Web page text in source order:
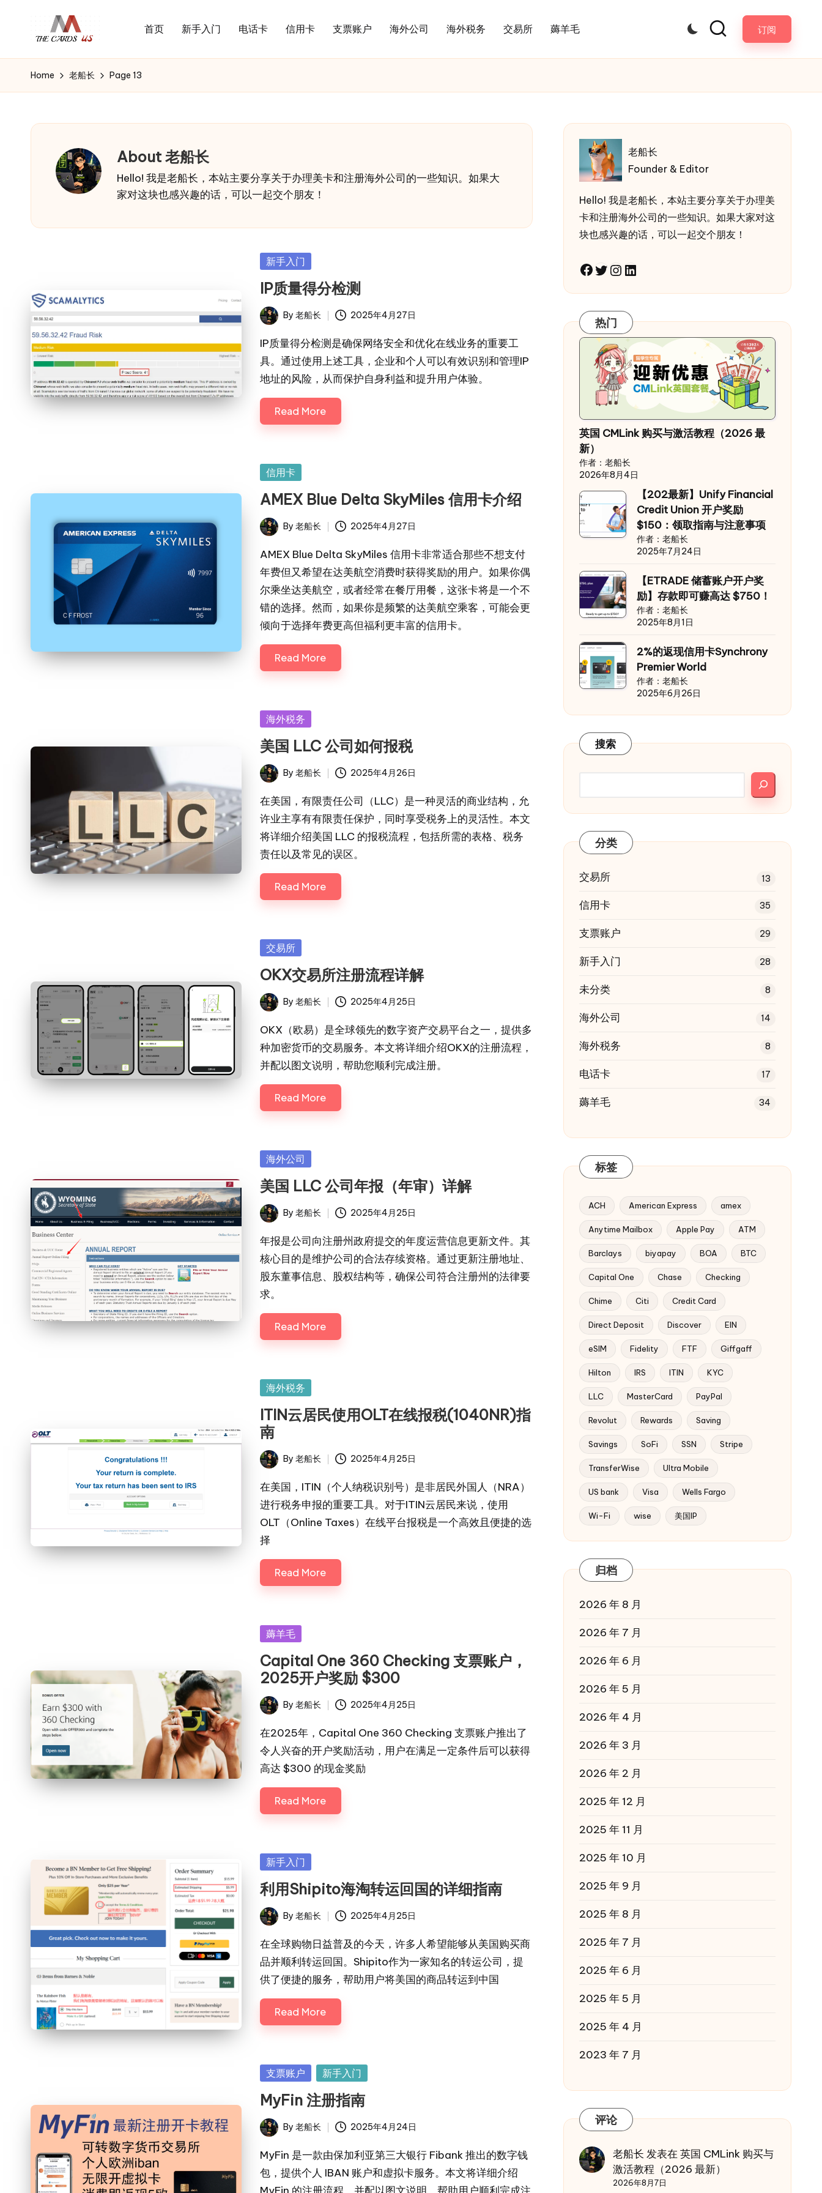
U
S
C
r
cards
of
首页 新手入门 电话卡 信用卡 支票账户 海外公司 海外税务 交易所 薅羊毛 订阅
Home 老船长 Page 13
About 老船长
Hello! 我是老船长，本站主要分享关于办理美卡和注册海外公司的一些知识。如果大
家对这块也感兴趣的话，可以一起交个朋友！
Posted
新手入门
IP质量得分检测
Posted
by
By 老船长 2025年4月27日
IP质量得分检测是确保网络安全和优化在线业务的重要工
具。通过使用上述工具，企业和个人可以有效识别和管理IP
地址的风险，从而保护自身利益和提升用户体验。
Read More
Posted
信用卡
AMEX Blue Delta SkyMiles 信用卡介绍
Posted
by
By 老船长 2025年4月27日
AMEX Blue Delta SkyMiles 信用卡非常适合那些不想支付
年费但又希望在达美航空消费时获得奖励的用户。如果你偶
尔乘坐达美航空，或者经常在餐厅用餐，这张卡将是一个不
错的选择。然而，如果你是频繁的达美航空乘客，可能会更
倾向于选择年费更高但福利更丰富的信用卡。
Read More
Posted
in
海外税务
美国 LLC 公司如何报税
Posted
by
By 老船长 2025年4月26日
在美国，有限责任公司（LLC）是一种灵活的商业结构，允
许业主享有有限责任保护，同时享受税务上的灵活性。本文
将详细介绍美国 LLC 的报税流程，包括所需的表格、税务
责任以及常见的误区。
Read More
Posted
交易所
OKX交易所注册流程详解
Posted
by
By 老船长 2025年4月25日
OKX（欧易）是全球领先的数字资产交易平台之一，提供多
种加密货币的交易服务。本文将详细介绍OKX的注册流程，
并配以图文说明，帮助您顺利完成注册。
Read More
Posted
in
海外公司
美国 LLC 公司年报（年审）详解
Posted
by
By 老船长 2025年4月25日
年报是公司向注册州政府提交的年度运营信息更新文件。其
核心目的是维护公司的合法存续资格。通过更新注册地址、
股东董事信息、股权结构等，确保公司符合注册州的法律要
求。
Read More
Posted
海外税务
ITIN云居民使用OLT在线报税(1040NR)指
南
Posted
by
By 老船长 2025年4月25日
在美国，ITIN（个人纳税识别号）是非居民外国人（NRA）
进行税务申报的重要工具。对于ITIN云居民来说，使用
OLT（Online Taxes）在线平台报税是一个高效且便捷的选
择
Read More
Posted
薅羊毛
Capital One 360 Checking 支票账户，
2025开户奖励 $300
Posted
by
By 老船长 2025年4月25日
在2025年，Capital One 360 Checking 支票账户推出了
令人兴奋的开户奖励活动，用户在满足一定条件后可以获得
高达 $300 的现金奖励
Read More
Posted
新手入门
利用Shipito海淘转运回国的详细指南
Posted
by
By 老船长 2025年4月25日
在全球购物日益普及的今天，许多人希望能够从美国购买商
品并顺利转运回国。Shipito作为一家知名的转运公司，提
供了便捷的服务，帮助用户将美国的商品转运到中国
Read More
Posted
支票账户 新手入门
MyFin 注册指南
Posted
by
By 老船长 2025年4月24日
MyFin 是一款由保加利亚第三大银行 Fibank 推出的数字钱
包，提供个人 IBAN 账户和虚拟卡服务。本文将详细介绍
老船长
Founder & Editor
Hello! 我是老船长，本站主要分享关于办理美
卡和注册海外公司的一些知识。如果大家对这
块也感兴趣的话，可以一起交个朋友！
Facebook
Twitter
Instagram
LinkedIn
热门
英国 CMLink 购买与激活教程（2026 最
新）
作者：老船长
2026年8月4日
【202最新】Unify Financial
Credit Union 开户奖励
$150：领取指南与注意事项
作者：老船长
2025年7月24日
【ETRADE 储蓄账户开户奖
励】存款即可赚高达 $750！
作者：老船长
2025年8月1日
2%的返现信用卡Synchrony
Premier World
作者：老船长
2025年6月26日
搜索
分类
交易所 13
信用卡 35
支票账户 29
新手入门 28
未分类 8
海外公司 14
海外税务 8
电话卡 17
薅羊毛 34
标签
ACH American Express amex
Anytime Mailbox Apple Pay ATM
Barclays biyapay BOA BTC
Capital One Chase Checking
Chime Citi Credit Card
Direct Deposit Discover EIN
eSIM Fidelity FTF Giffgaff
Hilton IRS ITIN KYC
LLC MasterCard PayPal
Revolut Rewards Saving
Savings SoFi SSN Stripe
TransferWise Ultra Mobile
US bank Visa Wells Fargo
Wi-Fi wise 美国IP
归档
2026 年 8 月
2026 年 7 月
2026 年 6 月
2026 年 5 月
2026 年 4 月
2026 年 3 月
2026 年 2 月
2025 年 12 月
2025 年 11 月
2025 年 10 月
2025 年 9 月
2025 年 8 月
2025 年 7 月
2025 年 6 月
2025 年 5 月
2025 年 4 月
2023 年 7 月
评论
老船长 发表在英国 CMLink 购买与
激活教程（2026 最新）
2026年8月7日